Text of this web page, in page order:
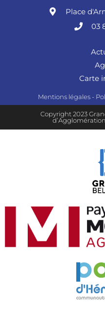
Place
03
Carte
Mentions légales -
Copyright 2023